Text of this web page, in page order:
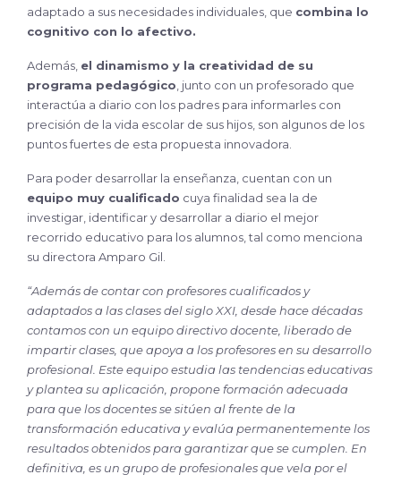
adaptado a sus necesidades individuales, que combina lo
cognitivo con lo afectivo.
Además, el dinamismo y la creatividad de su
programa pedagógico , junto con un profesorado que
interactúa a diario con los padres para informarles con
precisión de la vida escolar de sus hijos, son algunos de los
puntos fuertes de esta propuesta innovadora.
Para poder desarrollar la enseñanza, cuentan con un
equipo muy cualificado cuya finalidad sea la de
investigar, identificar y desarrollar a diario el mejor
recorrido educativo para los alumnos, tal como menciona
su directora Amparo Gil.
“Además de contar con profesores cualificados y
adaptados a las clases del siglo XXI, desde hace décadas
contamos con un equipo directivo docente, liberado de
impartir clases, que apoya a los profesores en su desarrollo
profesional. Este equipo estudia las tendencias educativas
y plantea su aplicación, propone formación adecuada
para que los docentes se sitúen al frente de la
transformación educativa y evalúa permanentemente los
resultados obtenidos para garantizar que se cumplen. En
definitiva, es un grupo de profesionales que vela por el